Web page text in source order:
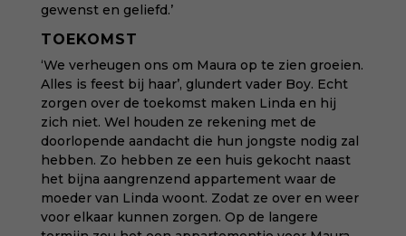
gewenst en geliefd.’
TOEKOMST
‘We verheugen ons om Maura op te zien groeien.
Alles is feest bij haar’, glundert vader Boy. Echt
zorgen over de toekomst maken Linda en hij
zich niet. Wel houden ze rekening met de
doorlopende aandacht die hun jongste nodig zal
hebben. Zo hebben ze een huis gekocht naast
het bijna aangrenzend appartement waar de
moeder van Linda woont. Zodat ze over en weer
voor elkaar kunnen zorgen. Op de langere